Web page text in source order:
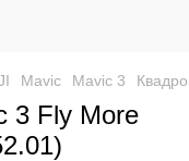
Mavic Mavic 3
3 Fly More